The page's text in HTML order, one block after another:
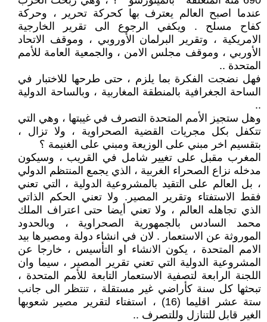
عندما اصبح العالم يعترف بها كحركة تحرير ، وحركة
كفاح مسلح . ويكفي الرجوع الى تقرير الخارجية
الامريكية ، وتقرير البرلمان الأوروبي ، وموقف الاتحاد
الأوربي ، وموقف مجلس الامن ، والجمعية العامة للأمم
المتحدة ..
فهل نضجت الفكرة بما يلزم ، حتى طرحها للاختبار في
الساحة الجغرافية بالمنطقة المغاربية ، وبالساحة الدولية
..
وهل ستجيز الأمم المتحدة التصرف في غيبتها ، وهي التي
تتكفل بكل مجريات القضية الصحراوية ، ولا تزال ،
بتقسيم اخر مبني على الوزيعة ومبني على الغنيمة ؟
المغرب مقبل على تغيير شامل في القريب ، وسيكون
مدخله نزاع الصحراء الغربية ، الذي يجمع المنتظم الدولي
، بل العالم على التقيد بالمشروعية الدولية ، التي تعني
فقط الاستفتاء وتقرير المصير. ولا تعني الحكم الذاتي
الذي تجاهله العالم ، ولا تعني أيضا حتى اعتراف الملك
محمد السادس بالجمهورية الصحراوية ، وبالحدود
الموروثة عن الاستعمار . لان في انشاء دولة ومصيرها بيد
الامم المتحدة ، يكون الانشاء او التأسيس ، خارجا عن
المشروعية الدولية التي تعني تقرير المصير ، سيما وان
اللجنة الرابعة لتصفية الاستعمار التابعة للأمم المتحدة ،
تبحثها كل سنة كأراضي غير مستقلة ، تنتظر الى جانب
ستة عشر اقليما (16) ، استفتاء لتقرير مصير شعوبها
الغير قابل للتنازل وللتصرف ..